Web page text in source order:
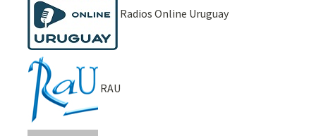
Radios Online Uruguay
RAU